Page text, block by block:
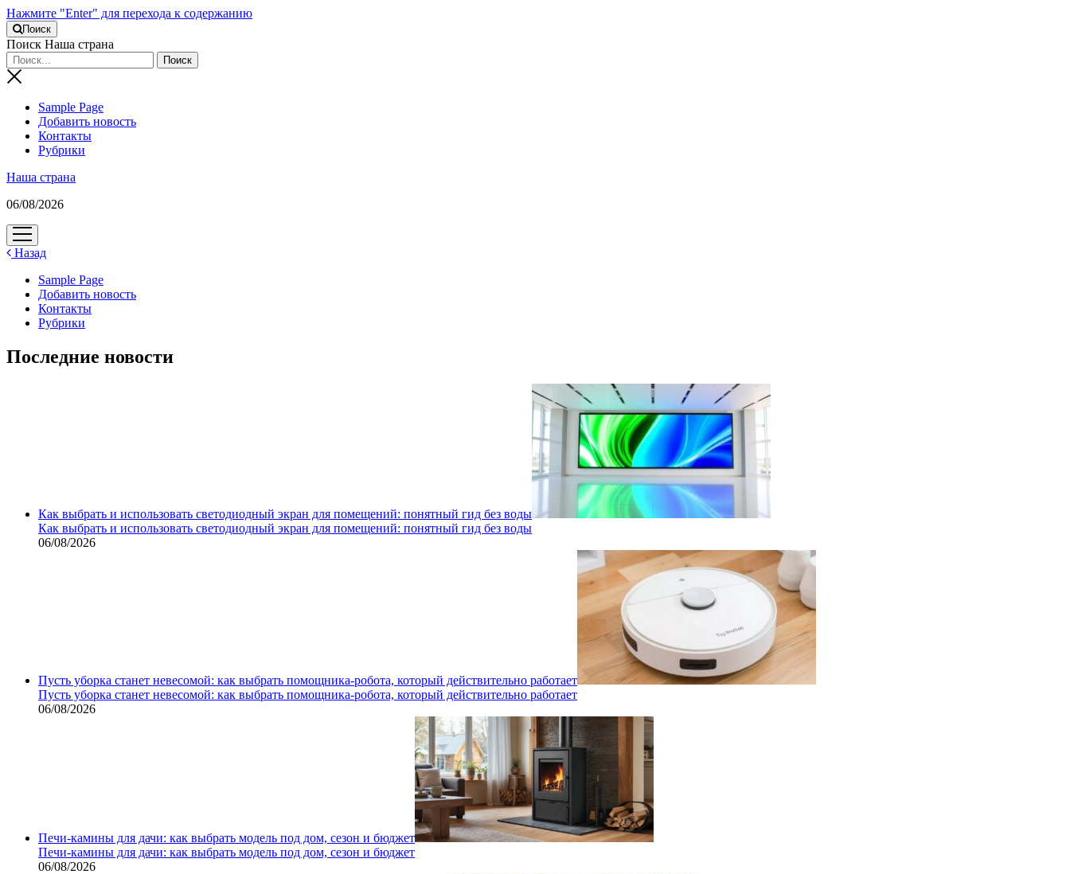
Нажмите "Enter" для перехода к содержанию
Поиск
Поиск Наша страна
Sample Page
Добавить новость
Контакты
Рубрики
Наша страна
06/08/2026
открыть
меню
Назад
Sample Page
Добавить новость
Контакты
Рубрики
Последние новости
Как выбрать и использовать светодиодный экран для помещений: понятный гид без воды
Как выбрать и использовать светодиодный экран для помещений: понятный гид без воды
06/08/2026
Пусть уборка станет невесомой: как выбрать помощника‑робота, который действительно работает
Пусть уборка станет невесомой: как выбрать помощника‑робота, который действительно работает
06/08/2026
Печи-камины для дачи: как выбрать модель под дом, сезон и бюджет
Печи-камины для дачи: как выбрать модель под дом, сезон и бюджет
06/08/2026